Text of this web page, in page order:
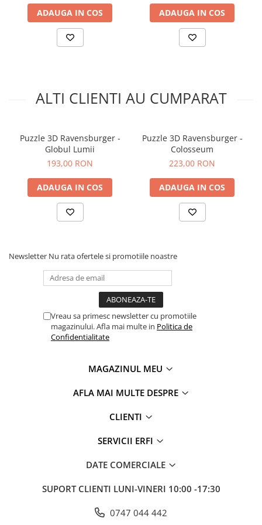
ADAUGA IN COS ADAUGA IN COS
ALTI CLIENTI AU CUMPARAT
Puzzle 3D Ravensburger -
Globul Lumii
193,00 RON
ADAUGA IN COS
Puzzle 3D Ravensburger -
Colosseum
223,00 RON
ADAUGA IN COS
Newsletter Nu rata ofertele si promotiile noastre
Vreau sa primesc newsletter cu promotiile
magazinului. Afla mai multe in Politica de
Confidentialitate
MAGAZINUL MEU
AFLA MAI MULTE DESPRE
CLIENTI
SERVICII ERFI
DATE COMERCIALE
SUPORT CLIENTI LUNI-VINERI 10:00 -17:30
0747 044 442